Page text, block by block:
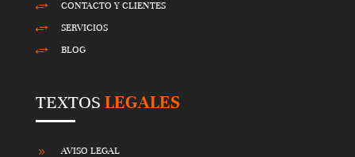
+ CONTACTO Y CLIENTES
+ SERVICIOS
+ BLOG
TEXTOS LEGALES
9 AVISO LEGAL